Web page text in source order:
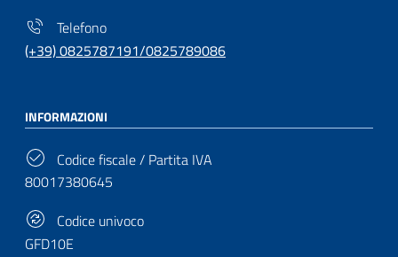
Telefono
(+39) 0825787191/0825789086
INFORMAZIONI
Codice fiscale / Partita IVA
80017380645
Codice univoco
GFD10E